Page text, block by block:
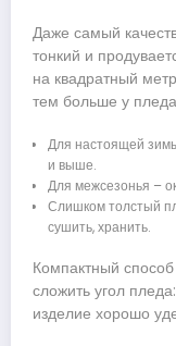
Даже самый
тонкий и
на квадратный
тем больше у
Для настоящей
и выше.
Для межсезонья –
Слишком толстый
сушить, хранить.
Компактный
сложить угол
изделие хорошо